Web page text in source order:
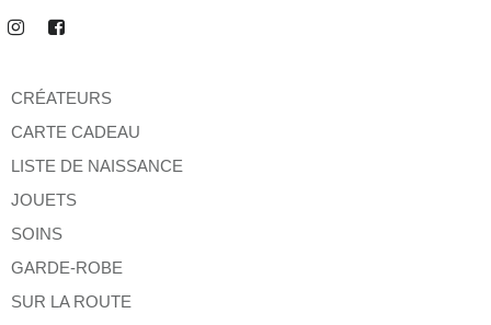
CRÉATEURS
CARTE CADEAU
LISTE DE NAISSANCE
JOUETS
SOINS
GARDE-ROBE
SUR LA ROUTE